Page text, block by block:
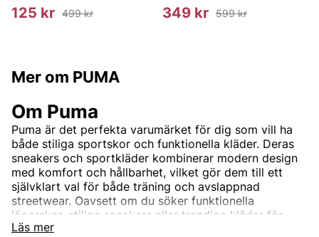
125 kr 499 kr 349 kr 599 kr
Mer om PUMA
Läs mer
Om Puma
Puma är det perfekta varumärket för dig som vill ha
både stiliga sportskor och funktionella kläder. Deras
sneakers och sportkläder kombinerar modern design
med komfort och hållbarhet, vilket gör dem till ett
självklart val för både träning och avslappnad
streetwear. Oavsett om du söker funktionella
löparskor, stiliga sneakers eller trendiga kläder för
vardagen, hittar du det hos Vingåkers Factory Outlet -